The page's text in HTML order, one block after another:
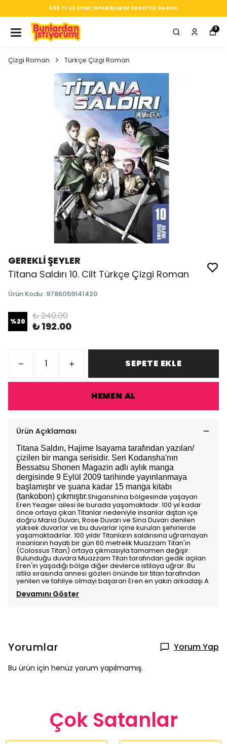
SEÇTIĞIN HER ÜRÜN, TARZINA DAIR KÜÇÜK BIR IMZA
0
Çizgi Roman Türkçe Çizgi Roman
GEREKLİ ŞEYLER
Titana Saldırı 10. Cilt Türkçe Çizgi Roman
Ürün Kodu: 9786059141420
%20 ₺ 240.00
₺ 192.00
SEPETE EKLE
HEMEN AL
Ürün Açıklaması
Titana Saldırı, Hajime Isayama tarafından yazılan/
çizilen bir manga serisidir. Seri Kodansha'nın
Bessatsu Shonen Magazin adlı aylık manga
dergisinde 9 Eylül 2009 tarihinde yayınlanmaya
başlamıştır ve şuana kadar 15 manga kitabı
(tankobon) çıkmıştır.Shiganshina bölgesinde yaşayan
Eren Yeager ailesi ile burada yaşamaktadır. 100 yıl kadar
önce ortaya çıkan Titanlar nedeniyle insanlar dıştan içe
doğru Maria Duvarı, Rose Duvarı ve Sina Duvarı denilen
yüksek duvarlar ve bu duvarlar içine kurulan şehirlerde
yaşamaktadırlar. 100 yıldır Titanların saldırısına uğramayan
insanların hayatı bir gün 60 metrelik Muazzam Titan'ın
(Colossus Titan) ortaya çıkmasıyla tamamen değişir.
Bulunduğu duvara Muazzam Titan tarafından gedik açılan
Eren'in yaşadığı bölge diğer devlerce istilaya uğrar. Bu
istila sırasında annesi gözleri önünde bir titan tarafından
yenilen ve tahliye olmayı başaran Eren en yakın arkadaşı A
Devamını Göster
Yorumlar Yorum Yap
Bu ürün için henüz yorum yapılmamış.
Çok Satanlar